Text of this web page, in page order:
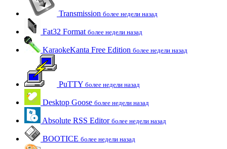
Transmission более недели назад
Fat32 Format более недели назад
KaraokeKanta Free Edition более недели назад
PuTTY более недели назад
Desktop Goose более недели назад
Absolute RSS Editor более недели назад
BOOTICE более недели назад